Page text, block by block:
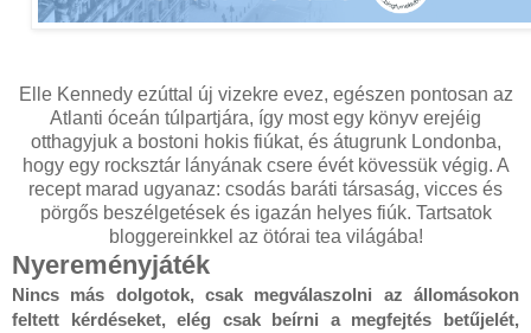
Elle Kennedy ezúttal új vizekre evez, egészen pontosan az
Atlanti óceán túlpartjára, így most egy könyv erejéig
otthagyjuk a bostoni hokis fiúkat, és átugrunk Londonba,
hogy egy rocksztár lányának csere évét kövessük végig. A
recept marad ugyanaz: csodás baráti társaság, vicces és
pörgős beszélgetések és igazán helyes fiúk. Tartsatok
bloggereinkkel az ötórai tea világába!
Nyereményjáték
Nincs más dolgotok, csak megválaszolni az állomásokon
feltett kérdéseket, elég csak beírni a megfejtés betűjelét,